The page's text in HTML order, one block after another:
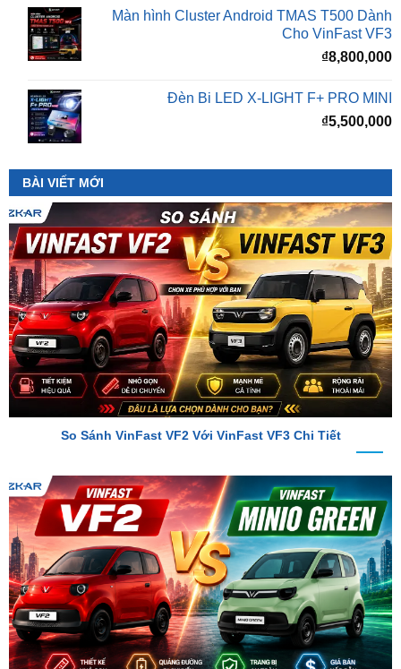
₫8,800,000
Đèn Bi LED X-LIGHT F+ PRO MINI
BÀI VIẾT MỚI
So Sánh VinFast VF2 Với VinFast VF3 Chi Tiết
So Sánh VinFast VF2 Với VinFast Minio Green Chi Tiết